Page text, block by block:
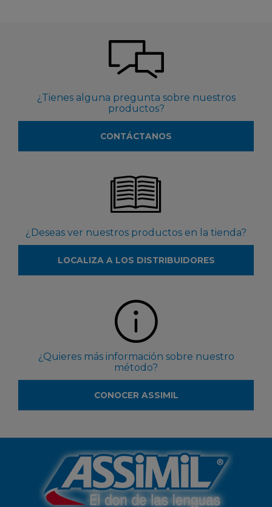
¿Tienes alguna pregunta sobre nuestros
productos?
CONTÁCTANOS
¿Deseas ver nuestros productos en la tienda?
LOCALIZA A LOS DISTRIBUIDORES
¿Quieres más información sobre nuestro
método?
CONOCER ASSIMIL